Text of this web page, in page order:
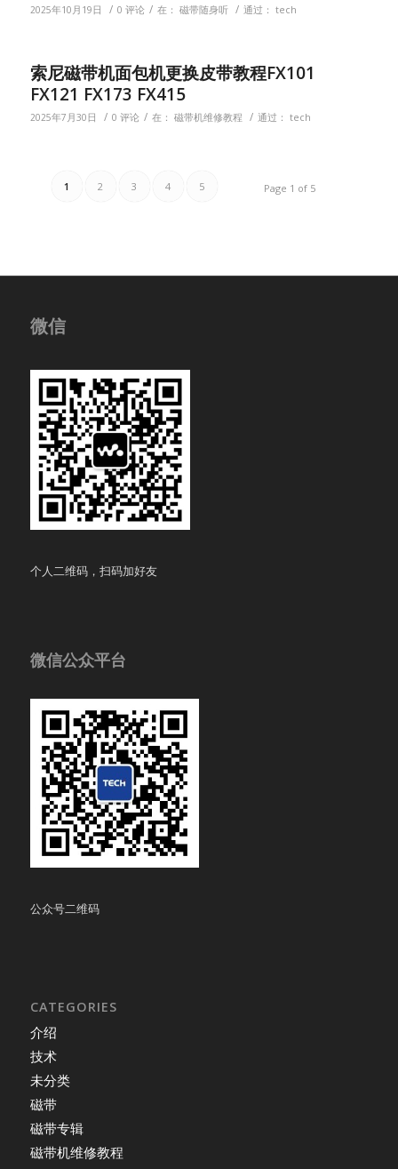
2025年10月19日 / 0 评论 / 在： 磁带随身听 / 通过： tech
索尼磁带机面包机更换皮带教程FX101
FX121 FX173 FX415
2025年7月30日 / 0 评论 / 在： 磁带机维修教程 / 通过： tech
Page 1 of 5
1 2 3 4 5
微信
个人二维码，扫码加好友
微信公众平台
公众号二维码
CATEGORIES
介绍
技术
未分类
磁带
磁带专辑
磁带机维修教程